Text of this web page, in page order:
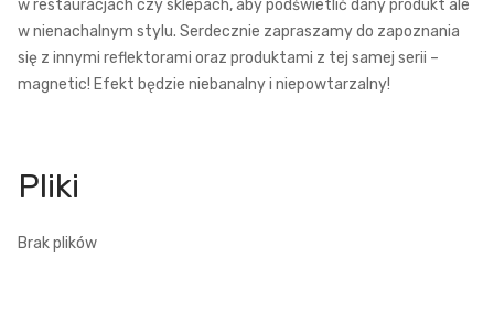
w restauracjach czy sklepach, aby podświetlić dany produkt ale
w nienachalnym stylu. Serdecznie zapraszamy do zapoznania
się z innymi reflektorami oraz produktami z tej samej serii –
magnetic! Efekt będzie niebanalny i niepowtarzalny!
Brak plików